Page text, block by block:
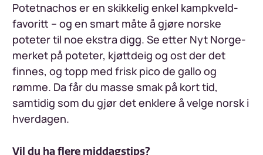
Potetnachos er en skikkelig enkel kampkveld-
favoritt – og en smart måte å gjøre norske
poteter til noe ekstra digg. Se etter Nyt Norge-
merket på poteter, kjøttdeig og ost der det
finnes, og topp med frisk pico de gallo og
rømme. Da får du masse smak på kort tid,
samtidig som du gjør det enklere å velge norsk i
hverdagen.
Vil du ha flere middagstips?